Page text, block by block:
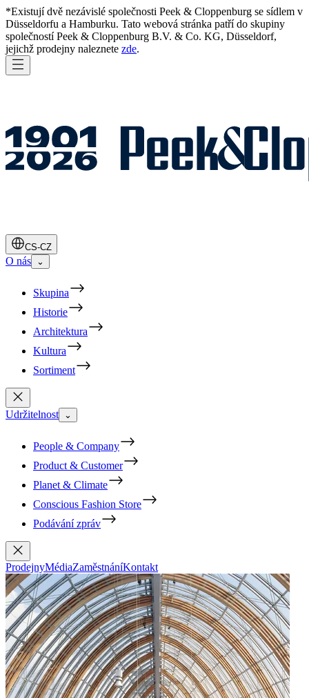
*Existují dvě nezávislé společnosti Peek & Cloppenburg se sídlem v
Düsseldorfu a Hamburku. Tato webová stránka patří do skupiny
společností Peek & Cloppenburg B.V. & Co. KG, Düsseldorf,
jejichž prodejny naleznete zde.
CS-CZ
O nás ⌄
Skupina
Historie
Architektura
Kultura
Sortiment
Udržitelnost ⌄
People & Company
Product & Customer
Planet & Climate
Conscious Fashion Store
Podávání zpráv
ProdejnyMédiaZaměstnáníKontakt